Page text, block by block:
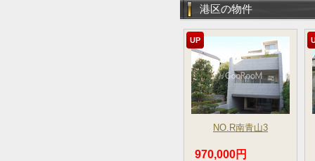
港区の物件
UP
NO.R南青山3
970,000円